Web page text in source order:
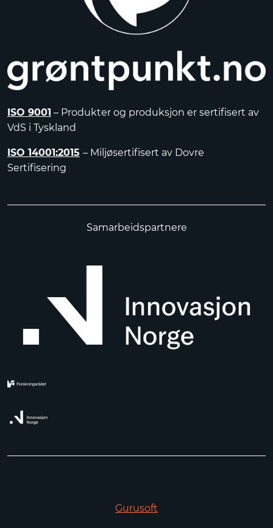
ISO 9001 – Produkter og produksjon er sertifisert av
VdS i Tyskland
ISO 14001:2015 – Miljøsertifisert av Dovre
Sertifisering
Samarbeidspartnere
Gurusoft